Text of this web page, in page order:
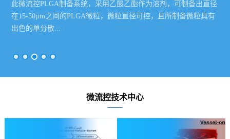
微滴制备，要点有三：稳定的压力输出、精确的流量控制和合适
的芯片设计。为此我们找到了可能是最棒的压力泵和流量计，并
代理了不同进口厂家的...
一个完整的微流控系统应该包含4个部分：流体驱动子系统、过程
监控子系统、微流控芯片和检测分析子系统。为此我们搭建了一
套通用性较强的综合实...
CellBlox 培养平台基于高度模块化设计，集成环境培养仓、高精
度温控模块与微量精密进样泵，可在恒温或变温条件下实现细胞/
组织的模拟培养；...
此微流控PLGA制备系统，采用乙酸乙酯作为溶剂，可制备出直径
在15-50μm之间的PLGA微粒，微粒直径可控，且所制备微粒具有
出色的单分散...
Microblox 微流控芯片加工系统EasyPDMS 是一款专为科研实验室
设计的 高效、精准、模块化 PDMS 微流控芯片制造平台。它能够
大幅提升...
微滴制备，要点有三：稳定的压力输出、精确的流量控制和合适
的芯片设计。为此我们找到了可能是最棒的压力泵和流量计，并
代理了不同进口厂家的...
一个完整的微流控系统应该包含4个部分：流体驱动子系统、过程
监控子系统、微流控芯片和检测分析子系统。为此我们搭建了一
套通用性较强的综合实...
微流控技术中心